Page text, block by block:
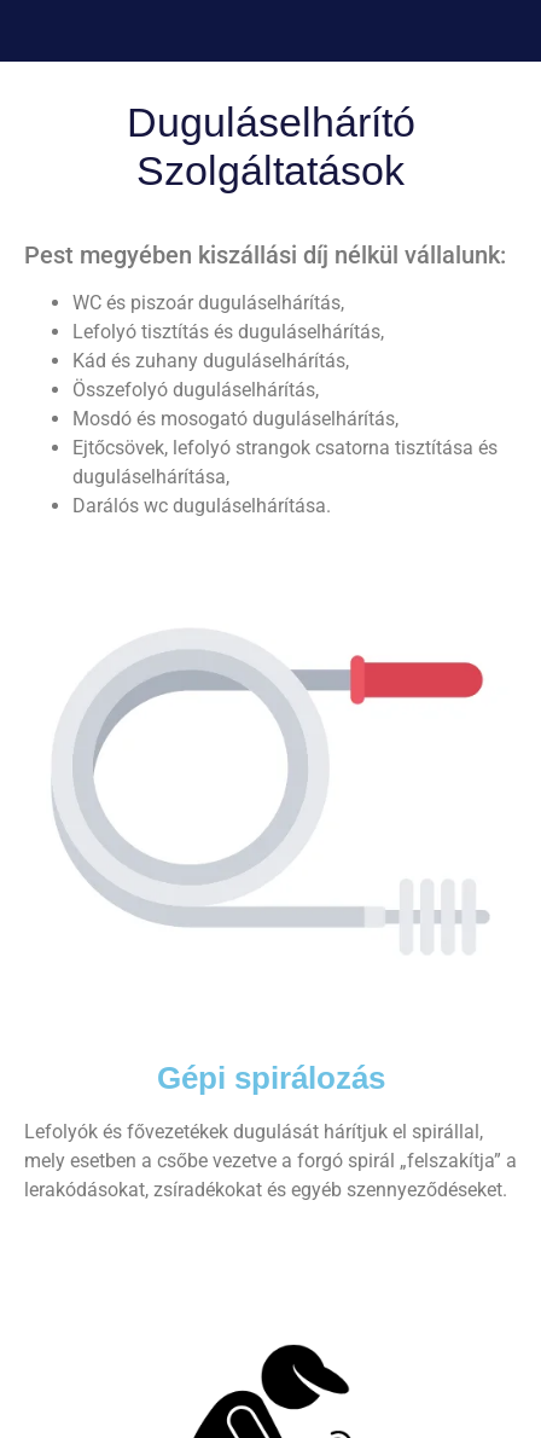
Duguláselhárító
Szolgáltatások
Pest megyében kiszállási díj nélkül vállalunk:
WC és piszoár duguláselhárítás,
Lefolyó tisztítás és duguláselhárítás,
Kád és zuhany duguláselhárítás,
Összefolyó duguláselhárítás,
Mosdó és mosogató duguláselhárítás,
Ejtőcsövek, lefolyó strangok csatorna tisztítása és
duguláselhárítása,
Darálós wc duguláselhárítása.
Gépi spirálozás
Lefolyók és fővezetékek dugulását hárítjuk el spirállal,
mely esetben a csőbe vezetve a forgó spirál „felszakítja” a
lerakódásokat, zsíradékokat és egyéb szennyeződéseket.